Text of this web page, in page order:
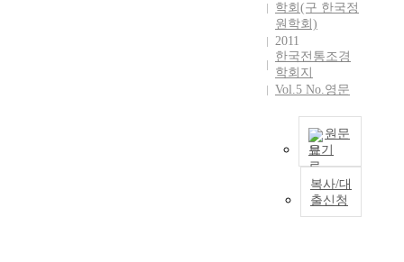
학회(구 한국정
원학회)
2011
한국전통조경
학회지
Vol.5 No.영문
원문
보기
복사/대
출신청